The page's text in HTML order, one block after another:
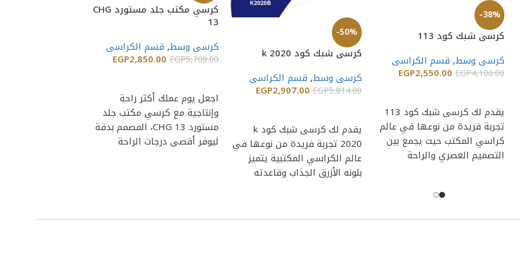
-38%
كرسى شبك كود 113
كرسى وسط, قسم الكراسى
EGP4,100.00
EGP2,550.00
يقدم لك كرسى شبك كود 113
تجربة فريدة من نوعها في عالم
كراسي المكتب حيث يجمع بين
التصميم العصري والراحة
-50%
كرسى شبك كود k 2020
كرسى وسط, قسم الكراسى
EGP5,814.00
EGP2,907.00
يقدم لك كرسى شبك كود k
2020 تجربة فريدة من نوعها في
عالم الكراسي المكتبية يتميز
بلونه الأزرق الجذاب وقاعدته
كرسي مكتب جلد مستورد CHG
13
كرسى وسط, قسم الكراسى
EGP5,700.00
EGP2,850.00
اجعل يوم عملك أكثر راحة
وإنتاجية مع كرسي مكتب جلد
مستورد CHG 13، المصمم بدقة
ليوفر أقصى درجات الراحة